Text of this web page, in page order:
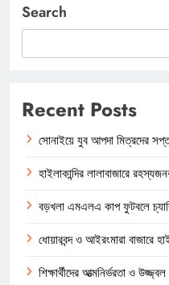
Search
Recent Posts
সোনাইয়ে যুব আপদা মিত্রদের
হাইলাকান্দির লালাবাজারে
বড়খলা এমএলএ কাপ ফুটবলে
ধোয়ারবন্দ ও আইরংমারা বাজারে
শিক্ষার্থীদের আত্মনির্ভরতা ও